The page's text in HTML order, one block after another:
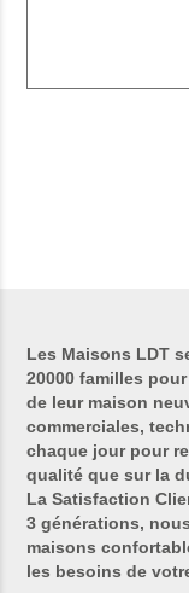
Les Maisons LDT
20000 familles
de leur maison
commerciales,
chaque jour pour
qualité que sur la
La Satisfaction
3 générations,
maisons
les besoins de